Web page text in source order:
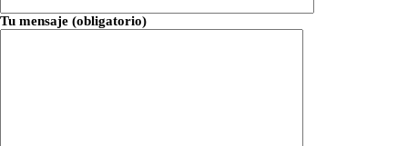
Tu mensaje (obligatorio)